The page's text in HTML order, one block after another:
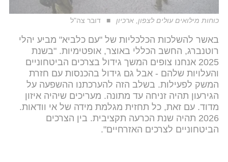
כוחות מילואים עולים לצפון, ארכיון דובר צה"ל
באשר להשלכות הכלכליות של "עם כלביא" מביע יהלי
רוטנברג, החשב הכללי באוצר, אופטימיות. "בשנת
2025 אנחנו צופים המשך גידול בצרכים הביטחוניים
והעלויות שלהם - אבל גם גידול בהכנסות עם חזרת
המשק לפעילות. בשלב הזה להערכתנו ההשפעה על
הגירעון תהיה זניחה עד מתונה. מעריכים שיהיה איזון
מדוד. עם זאת, כל תחזית מגלמת מידה של אי וודאות.
2026 תהיה שנת הכרעה תקציבית. בין הצרכים
הביטחוניים לצרכים האזרחיים".